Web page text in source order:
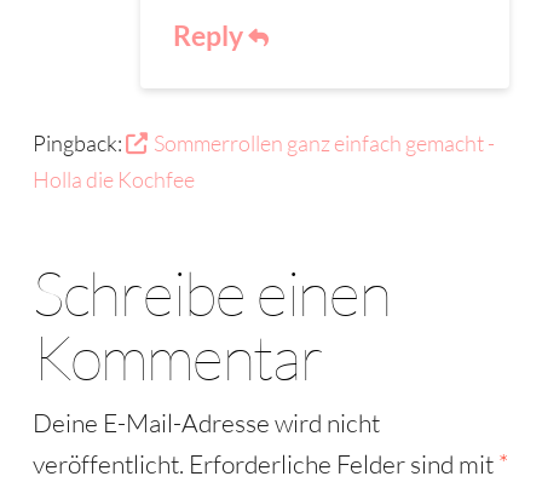
Reply
Pingback:
Sommerrollen ganz einfach gemacht -
Holla die Kochfee
Schreibe einen
Kommentar
Deine E-Mail-Adresse wird nicht
veröffentlicht. Erforderliche Felder sind mit*